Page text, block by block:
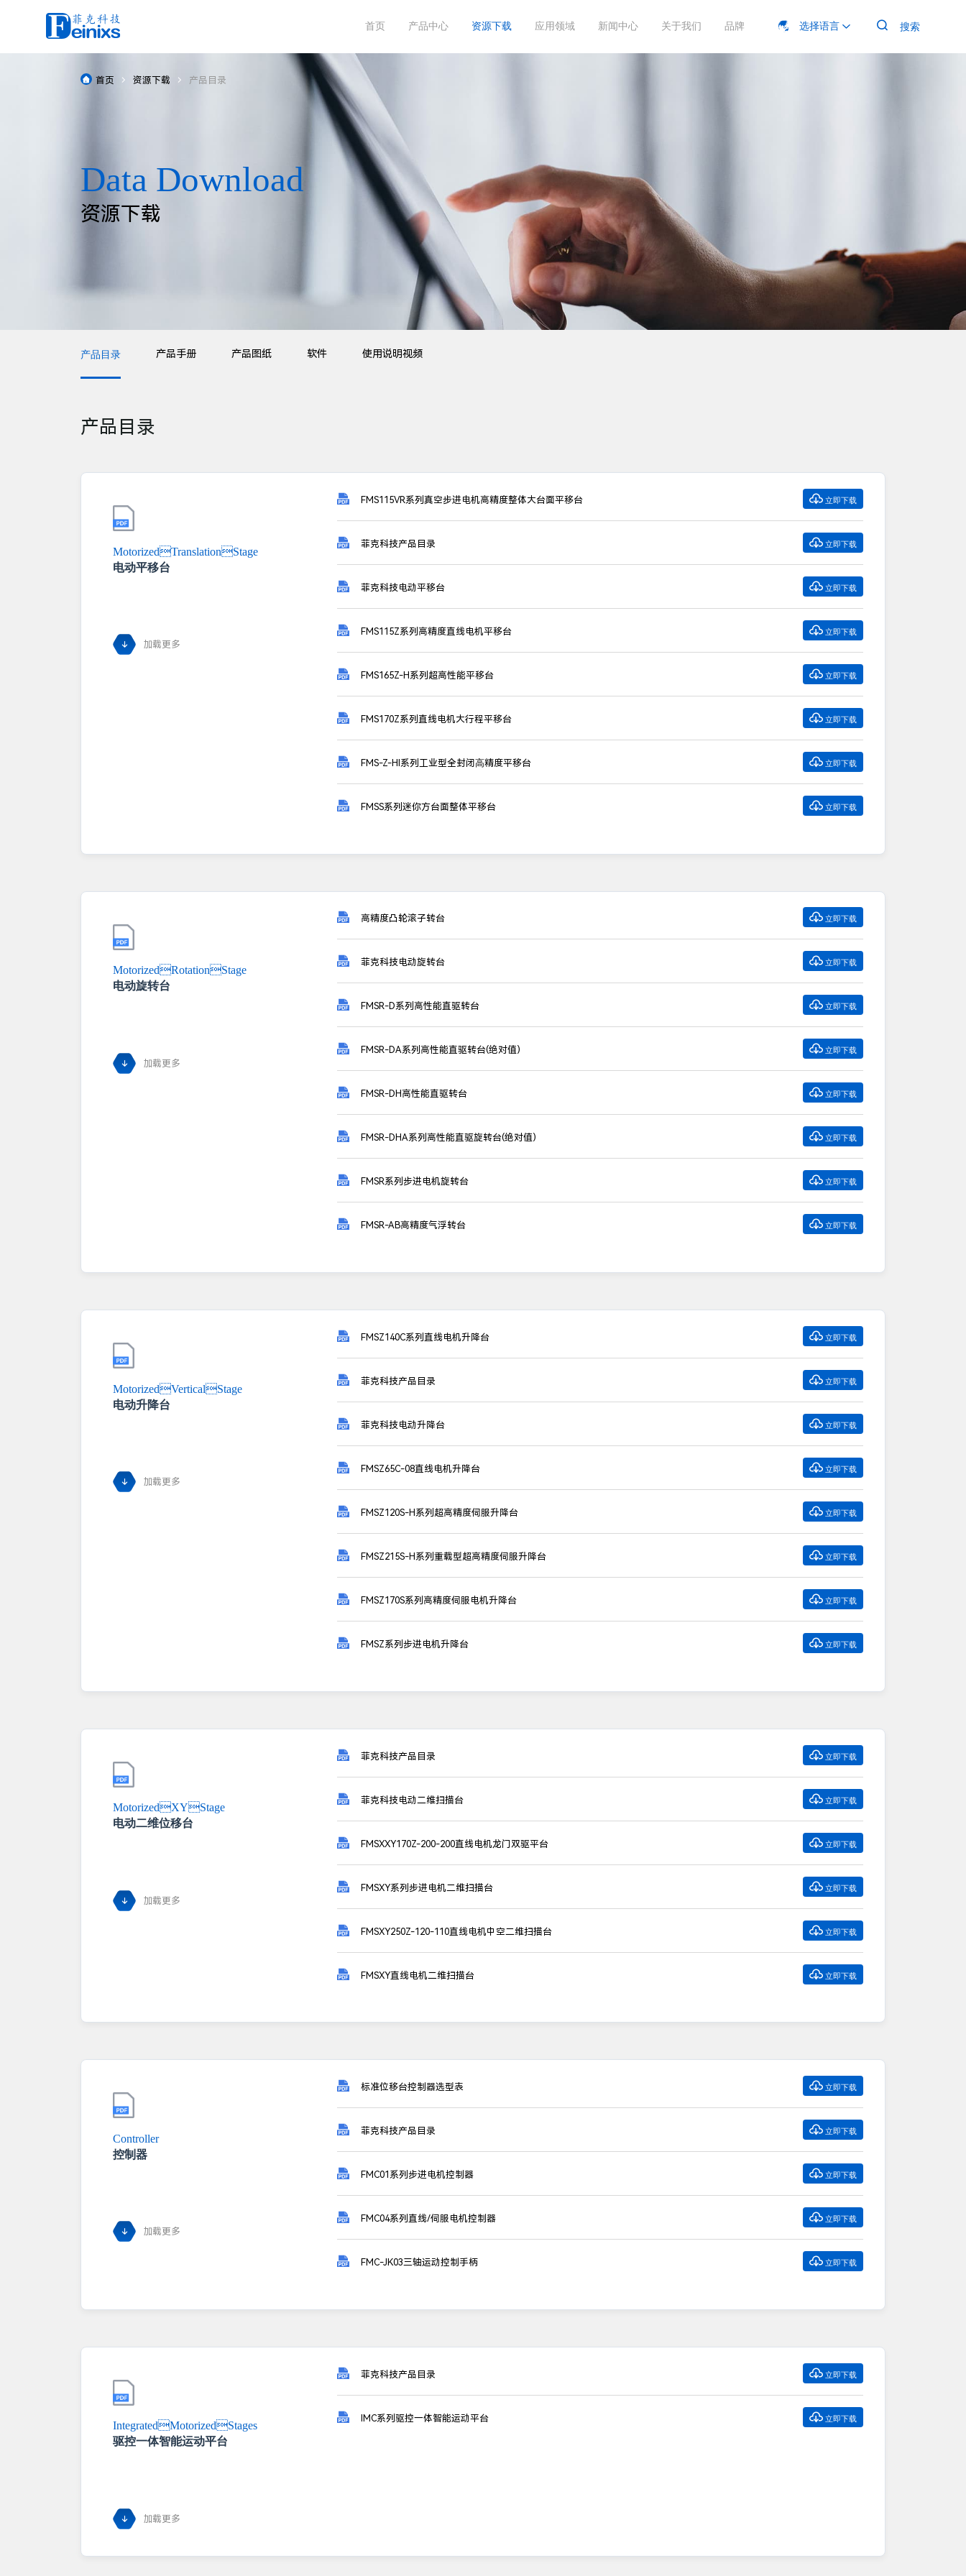
首页 产品中心
手动位移台
电动光机器件
电动直驱旋转台
运动控制解决方案。
MORE
资源下载 应用领域 新闻中心 关于我们 品牌 选择语言   搜索
 首页  资源下载  产品目录
产品目录 产品手册 产品图纸 软件 使用说明视频
产品目录
MotorizedTranslationStage
电动平移台
 加载更多
 FMS115VR系列真空步进电机高精度整体大台面平移台  立即下载
 菲克科技产品目录  立即下载
 菲克科技电动平移台  立即下载
 FMS115Z系列高精度直线电机平移台  立即下载
 FMS165Z-H系列超高性能平移台  立即下载
 FMS170Z系列直线电机大行程平移台  立即下载
 FMS-Z-HI系列工业型全封闭⾼精度平移台  立即下载
 FMSS系列迷你方台面整体平移台  立即下载
MotorizedRotationStage
电动旋转台
 加载更多
 高精度凸轮滚子转台  立即下载
 菲克科技电动旋转台  立即下载
 FMSR-D系列高性能直驱转台  立即下载
 FMSR-DA系列高性能直驱转台(绝对值)  立即下载
 FMSR-DH高性能直驱转台  立即下载
 FMSR-DHA系列高性能直驱旋转台(绝对值)  立即下载
 FMSR系列步进电机旋转台  立即下载
 FMSR-AB高精度气浮转台  立即下载
MotorizedVerticalStage
电动升降台
 加载更多
 FMSZ140C系列直线电机升降台  立即下载
 菲克科技产品目录  立即下载
 菲克科技电动升降台  立即下载
 FMSZ65C-08直线电机升降台  立即下载
 FMSZ120S-H系列超高精度伺服升降台  立即下载
 FMSZ215S-H系列重载型超高精度伺服升降台  立即下载
 FMSZ170S系列高精度伺服电机升降台  立即下载
 FMSZ系列步进电机升降台  立即下载
MotorizedXYStage
电动二维位移台
 加载更多
 菲克科技产品目录  立即下载
 菲克科技电动二维扫描台  立即下载
 FMSXXY170Z-200-200直线电机龙门双驱平台  立即下载
 FMSXY系列步进电机二维扫描台  立即下载
 FMSXY250Z-120-110直线电机中空二维扫描台  立即下载
 FMSXY直线电机二维扫描台  立即下载
Controller
控制器
 加载更多
 标准位移台控制器选型表  立即下载
 菲克科技产品目录  立即下载
 FMC01系列步进电机控制器  立即下载
 FMC04系列直线/伺服电机控制器  立即下载
 FMC-JK03三轴运动控制手柄  立即下载
IntegratedMotorizedStages
驱控一体智能运动平台
 加载更多
 菲克科技产品目录  立即下载
 IMC系列驱控一体智能运动平台  立即下载